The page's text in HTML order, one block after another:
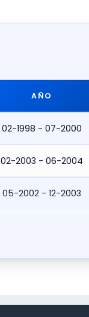
AÑO
02-1998 - 07-2000
02-2003 - 06-2004
05-2002 - 12-2003